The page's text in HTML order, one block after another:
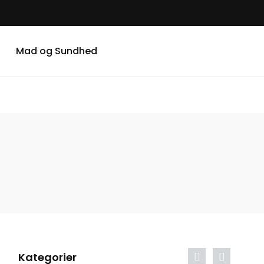
Mad og Sundhed
Kategorier